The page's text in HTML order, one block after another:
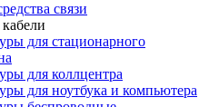
связи
для стационарного
для коллцентра
для ноутбука и компьютера